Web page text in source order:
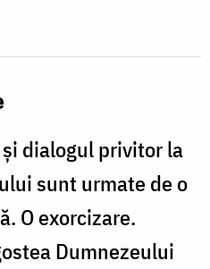
dialogul privitor la
sunt urmate de o
O exorcizare.
Dumnezeului